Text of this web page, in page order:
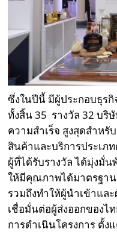
ซึ่งในปีนี้ มีผู้ประกอบธุรกิ
ทั้งสิ้น 35 รางวัล 32 บริ
ความสำเร็จ สูงสุดสำหรั
สินค้าและบริการประเภ
ผู้ที่ได้รับรางวัล ได้มุ่งมั่
ให้มีคุณภาพได้มาตรฐา
รวมถึงทำให้ผู้นำเข้าแล
เชื่อมั่นต่อผู้ส่งออกของไ
การดำเนินโครงการ ตั้ง